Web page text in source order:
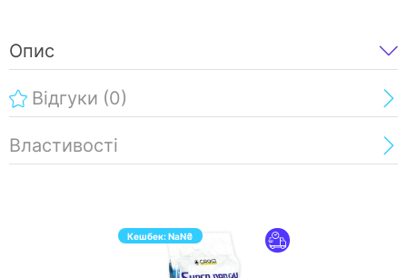
Опис
Відгуки (0)
Властивості
Кешбек:NaN₴